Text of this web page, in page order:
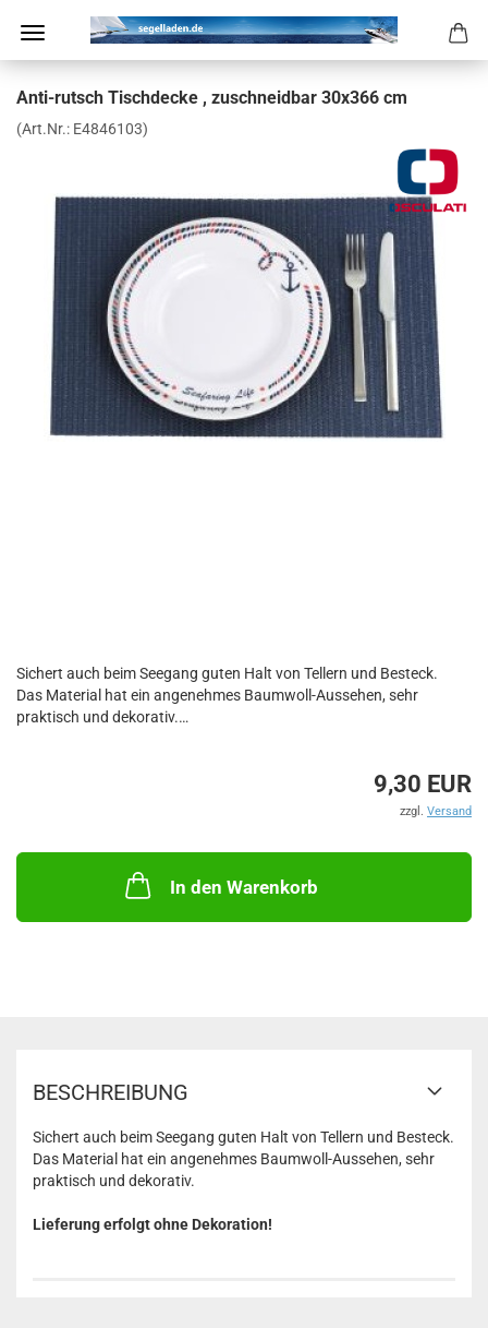
Anti-​rutsch Tisch­de­cke , zu­schneid­bar 30x366 cm
(Art.Nr.: E4846103)
Sichert auch beim Seegang guten Halt von Tellern und Besteck.
Das Material hat ein angenehmes Baumwoll-Aussehen, sehr
praktisch und dekorativ.
9,30 EUR
zzgl. Versand
In den Warenkorb
BESCHREIBUNG
Sichert auch beim Seegang guten Halt von Tellern und Besteck.
Das Material hat ein angenehmes Baumwoll-Aussehen, sehr
praktisch und dekorativ.
Lieferung erfolgt ohne Dekoration!